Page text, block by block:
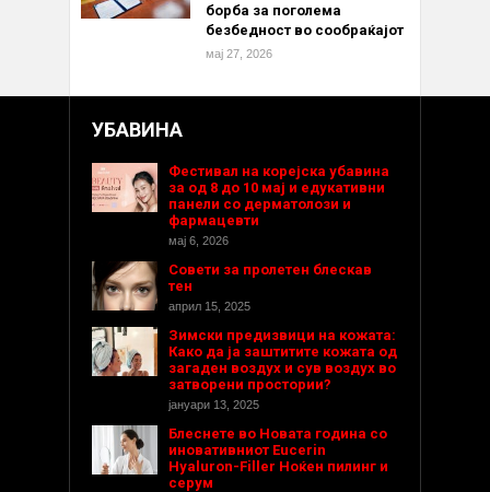
борба за поголема
безбедност во сообраќајот
мај 27, 2026
УБАВИНА
Фестивал на корејска убавина
за од 8 до 10 мај и едукативни
панели со дерматолози и
фармацевти
мај 6, 2026
Совети за пролетен блескав
тен
април 15, 2025
Зимски предизвици на кожата:
Како да ја заштитите кожата од
загаден воздух и сув воздух во
затворени простории?
јануари 13, 2025
Блеснете во Новата година со
иновативниот Eucerin
Hyaluron-Filler Ноќен пилинг и
серум